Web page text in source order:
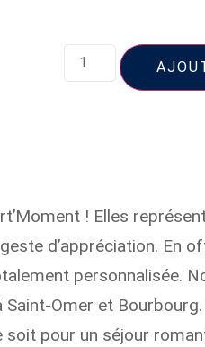
! Elles
d’appréciation. En
personnalisée.
Omer et
pour un séjour